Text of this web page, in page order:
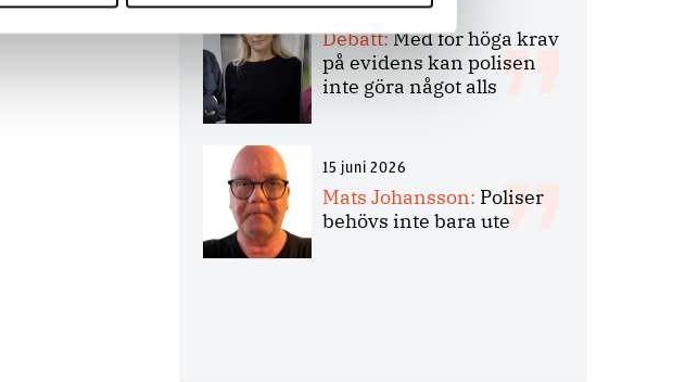
7 juli 2026
Debatt:Med för höga krav
på evidens kan polisen
inte göra något alls
15 juni 2026
Mats Johansson: Poliser
behövs inte bara ute